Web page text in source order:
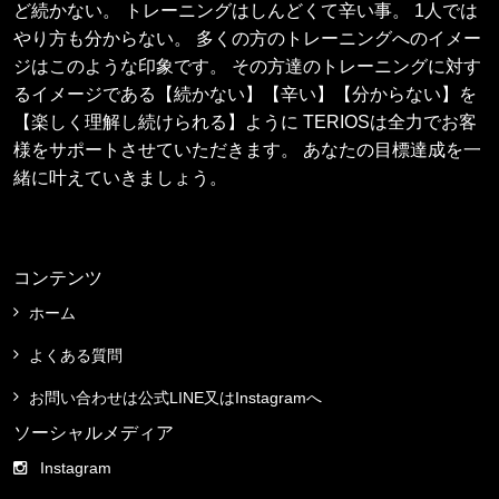
ど続かない。 トレーニングはしんどくて辛い事。 1人では
やり方も分からない。 多くの方のトレーニングへのイメー
ジはこのような印象です。 その方達のトレーニングに対す
るイメージである【続かない】【辛い】【分からない】を
【楽しく理解し続けられる】ように TERIOSは全力でお客
様をサポートさせていただきます。 あなたの目標達成を一
緒に叶えていきましょう。
コンテンツ
ホーム
よくある質問
お問い合わせは公式LINE又はInstagramへ
ソーシャルメディア
Instagram